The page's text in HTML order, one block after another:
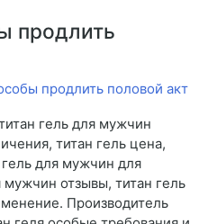
продлить
гель для мужчин
титан гель цена,
гель для мужчин для
мужчин отзывы, титан гель
Производитель